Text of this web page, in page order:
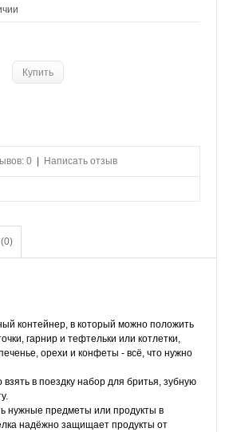
0 Написать отзыв
контейнер, в который можно положить
гарнир и тефтельки или котлетки,
орехи и конфеты - всё, что нужно
в поездку набор для бритья, зубную
нужные предметы или продукты в
надёжно защищает продукты от